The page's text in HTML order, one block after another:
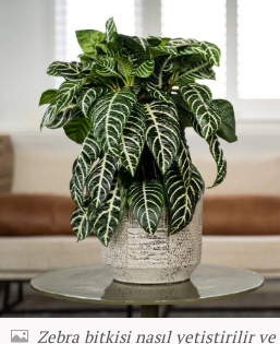
Zebra bitkisi nasıl yetiştirilir ve